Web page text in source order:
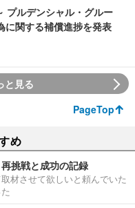
プルデンシャル・グルー
に関する補償進捗を発表
と見る
PageTop
め
挑戦と成功の記録
材させて欲しいと頼んでいた